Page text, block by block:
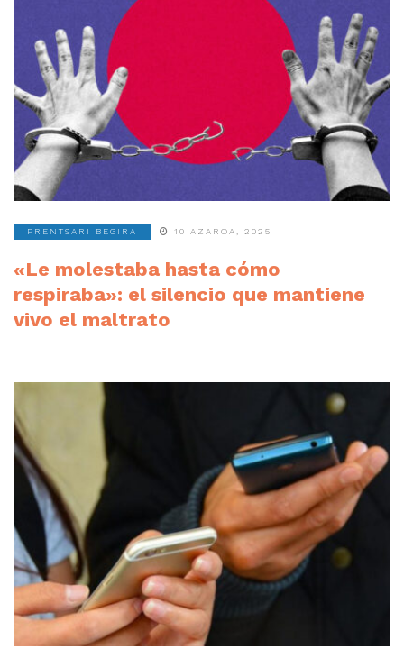
PRENTSARI BEGIRA 10 AZAROA, 2025
«Le molestaba hasta cómo
respiraba»: el silencio que mantiene
vivo el maltrato